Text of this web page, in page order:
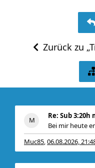
Zurück zu
Bei mir heute
Muc85,06.08.2026,